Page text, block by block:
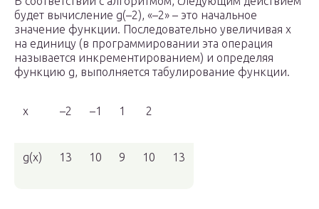
будет вычисление g(–2), «–2» – это начальное
значение функции. Последовательно увеличивая x
на единицу (в программировании эта операция
называется инкрементированием) и определяя
функцию g, выполняется табулирование функции.
x –2 –1 1 2
g(x) 13 10 9 10 13